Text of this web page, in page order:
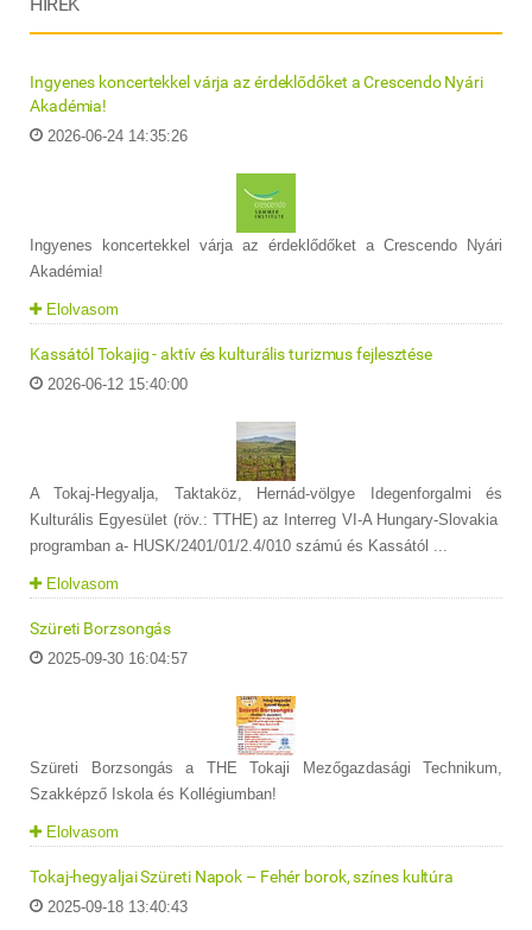
HÍREK
Ingyenes koncertekkel várja az érdeklődőket a Crescendo Nyári
Akadémia!
2026-06-24 14:35:26
Ingyenes koncertekkel várja az érdeklődőket a Crescendo Nyári
Akadémia!
Elolvasom
Kassától Tokajig - aktív és kulturális turizmus fejlesztése
2026-06-12 15:40:00
A Tokaj-Hegyalja, Taktaköz, Hernád-völgye Idegenforgalmi és
Kulturális Egyesület (röv.: TTHE) az Interreg VI-A Hungary-Slovakia
programban a- HUSK/2401/01/2.4/010 számú és Kassától ...
Elolvasom
Szüreti Borzsongás
2025-09-30 16:04:57
Szüreti Borzsongás a THE Tokaji Mezőgazdasági Technikum,
Szakképző Iskola és Kollégiumban!
Elolvasom
Tokaj-hegyaljai Szüreti Napok – Fehér borok, színes kultúra
2025-09-18 13:40:43